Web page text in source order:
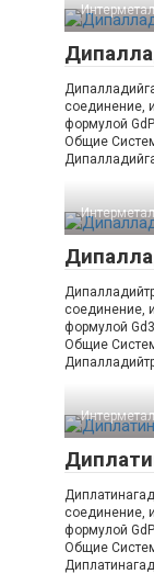
соединение,
формулой
Общие
соединение,
формулой
Общие
соединение,
формулой
Общие